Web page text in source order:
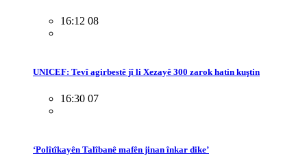
16:12 08
UNICEF: Tevî agirbestê jî li Xezayê 300 zarok hatin kuştin
16:30 07
‘Polîtîkayên Talîbanê mafên jinan înkar dike’